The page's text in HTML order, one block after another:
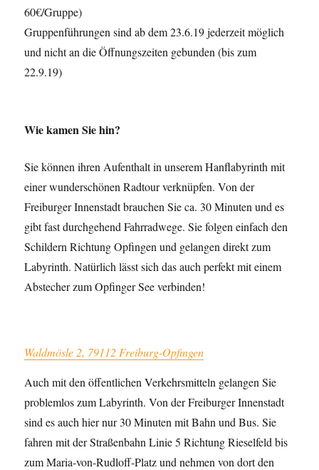
60€/Gruppe)
Gruppenführungen sind ab dem 23.6.19 jederzeit möglich
und nicht an die Öffnungszeiten gebunden (bis zum
22.9.19)
Wie kamen Sie hin?
Sie können ihren Aufenthalt in unserem Hanflabyrinth mit
einer wunderschönen Radtour verknüpfen. Von der
Freiburger Innenstadt brauchen Sie ca. 30 Minuten und es
gibt fast durchgehend Fahrradwege. Sie folgen einfach den
Schildern Richtung Opfingen und gelangen direkt zum
Labyrinth. Natürlich lässt sich das auch perfekt mit einem
Abstecher zum Opfinger See verbinden!
Waldmösle 2, 79112 Freiburg-Opfingen
Auch mit den öffentlichen Verkehrsmitteln gelangen Sie
problemlos zum Labyrinth. Von der Freiburger Innenstadt
sind es auch hier nur 30 Minuten mit Bahn und Bus. Sie
fahren mit der Straßenbahn Linie 5 Richtung Rieselfeld bis
zum Maria-von-Rudloff-Platz und nehmen von dort den